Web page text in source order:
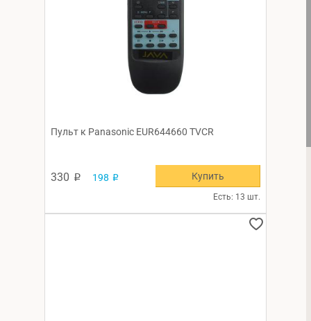
Пульт к Panasonic EUR644660 TVCR
330 p 198 p
Есть: 13 шт.
Купить